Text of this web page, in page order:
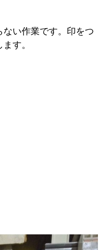
い作業です。印をつ
す。